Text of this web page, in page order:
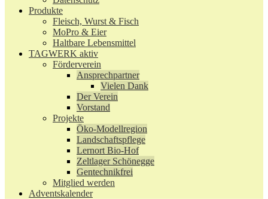
Produkte
Fleisch, Wurst & Fisch
MoPro & Eier
Haltbare Lebensmittel
TAGWERK aktiv
Förderverein
Ansprechpartner
Vielen Dank
Der Verein
Vorstand
Projekte
Öko-Modellregion
Landschaftspflege
Lernort Bio-Hof
Zeltlager Schönegge
Gentechnikfrei
Mitglied werden
Adventskalender